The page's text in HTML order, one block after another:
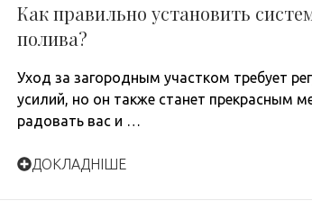
Как правильно установить
полива?
Уход за загородным участком требует
усилий, но он также станет прекрасным
радовать вас и …
ДОКЛАДНІШЕ